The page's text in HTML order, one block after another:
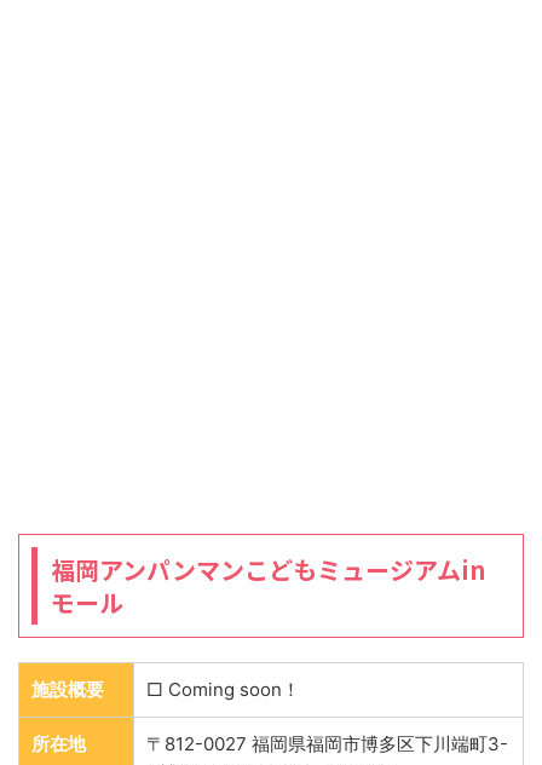
福岡アンパンマンこどもミュージアムin
モール
施設概要 □ Coming soon！
所在地
〒812-0027 福岡県福岡市博多区下川端町3-